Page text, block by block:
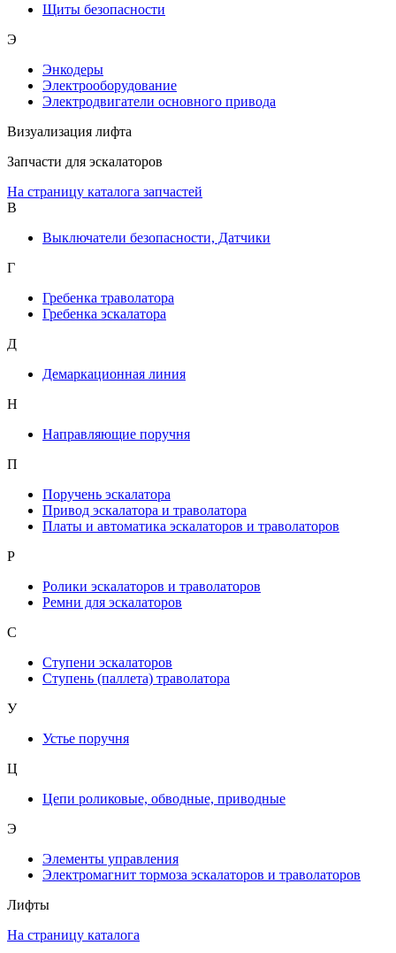
Щиты безопасности
Э
Энкодеры
Электрооборудование
Электродвигатели основного привода
Визуализация лифта
Запчасти для эскалаторов
На страницу каталога запчастей
В
Выключатели безопасности, Датчики
Г
Гребенка траволатора
Гребенка эскалатора
Д
Демаркационная линия
Н
Направляющие поручня
П
Поручень эскалатора
Привод эскалатора и траволатора
Платы и автоматика эскалаторов и траволаторов
Р
Ролики эскалаторов и траволаторов
Ремни для эскалаторов
С
Ступени эскалаторов
Ступень (паллета) траволатора
У
Устье поручня
Ц
Цепи роликовые, обводные, приводные
Э
Элементы управления
Электромагнит тормоза эскалаторов и траволаторов
Лифты
На страницу каталога